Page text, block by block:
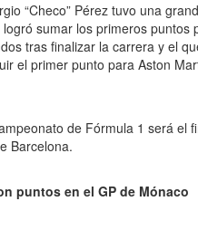
“Checo” Pérez tuvo una
sumar los primeros puntos
tras finalizar la carrera y el
el primer punto para Aston
de Fórmula 1 será el
Barcelona.
puntos en el GP de Mónaco